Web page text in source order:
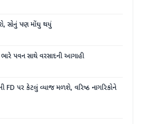
સોનું પણ મોંઘુ થયું
પવન સાથે વરસાદની આગાહી
FD પર કેટલું વ્યાજ મળશે, વરિષ્ઠ નાગરિકોને